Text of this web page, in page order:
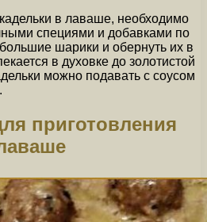
в лаваше, необходимо
специями и добавками по
шарики и обернуть их в
в духовке до золотистой
можно подавать с соусом
приготовления